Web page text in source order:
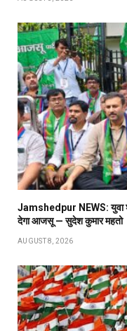
Jamshedpur NEWS: युवा
देगा आजसू — सुदेश कुमार महतो
AUGUST 8, 2026